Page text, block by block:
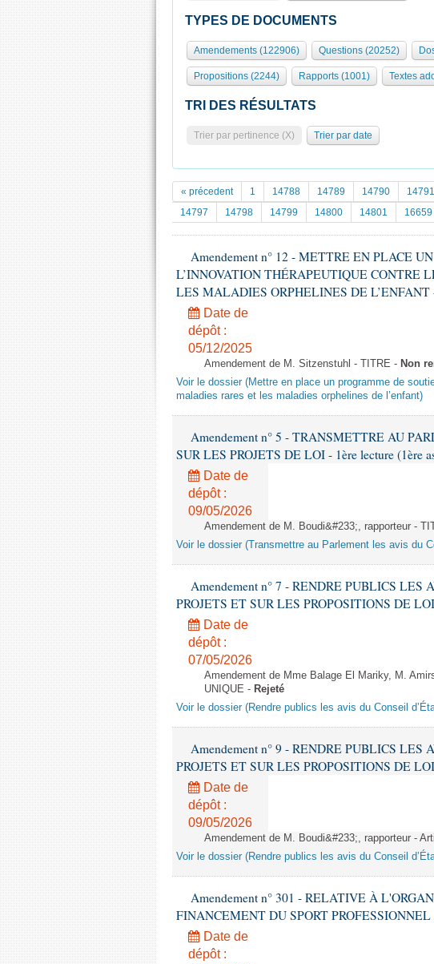
TYPES DE DOCUMENTS
Amendements (122906) Questions (20252)
Propositions (2244) Rapports (1001) Textes
TRI DES RÉSULTATS
Trier par pertinence (X) Trier par date
« précedent 1 14788 14789 14790 14791
14797
14798 14799 14800 14801 16659
Amendement n° 12 - METTRE EN PLACE
L’INNOVATION THÉRAPEUTIQUE CONTRE
LES MALADIES ORPHELINES DE L’ENFANT -
Date de
dépôt :
05/12/2025
Amendement de M. Sitzenstuhl - TITRE - Non
Voir le dossier (Mettre en place un programme de
maladies rares et les maladies orphelines de l’enfant)
Amendement n° 5 - TRANSMETTRE AU
SUR LES PROJETS DE LOI - 1ère lecture (1ère
Date de
dépôt :
09/05/2026
Amendement de M. Boudi&#233;, rapporteur -
Voir le dossier (Transmettre au Parlement les avis du
Amendement n° 7 - RENDRE PUBLICS LES
PROJETS ET SUR LES PROPOSITIONS DE
Date de
dépôt :
07/05/2026
Amendement de Mme Balage El Mariky, M.
UNIQUE - Rejeté
Voir le dossier (Rendre publics les avis du Conseil
Amendement n° 9 - RENDRE PUBLICS LES
PROJETS ET SUR LES PROPOSITIONS DE
Date de
dépôt :
09/05/2026
Amendement de M. Boudi&#233;, rapporteur -
Voir le dossier (Rendre publics les avis du Conseil
Amendement n° 301 - RELATIVE À
FINANCEMENT DU SPORT PROFESSIONNEL
Date de
dépôt :